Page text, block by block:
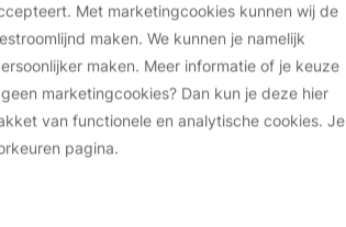
Met marketingcookies kunnen wij de
maken. We kunnen je namelijk
maken. Meer informatie of je keuze
marketingcookies? Dan kun je deze hier
van functionele en analytische cookies. Je
pagina.